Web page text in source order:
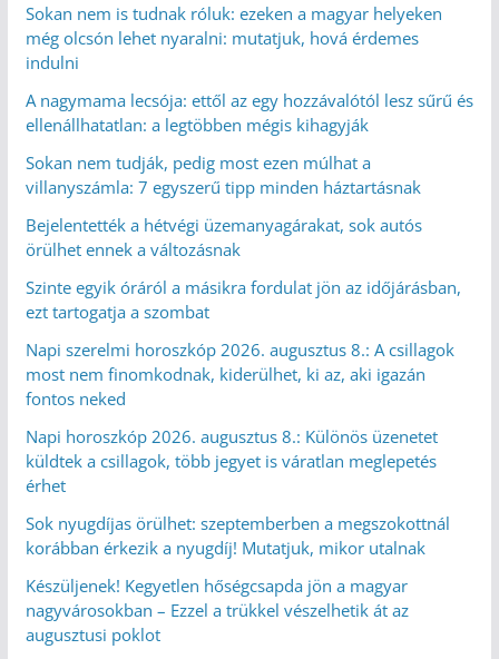
Sokan nem is tudnak róluk: ezeken a magyar helyeken
még olcsón lehet nyaralni: mutatjuk, hová érdemes
indulni
A nagymama lecsója: ettől az egy hozzávalótól lesz sűrű és
ellenállhatatlan: a legtöbben mégis kihagyják
Sokan nem tudják, pedig most ezen múlhat a
villanyszámla: 7 egyszerű tipp minden háztartásnak
Bejelentették a hétvégi üzemanyagárakat, sok autós
örülhet ennek a változásnak
Szinte egyik óráról a másikra fordulat jön az időjárásban,
ezt tartogatja a szombat
Napi szerelmi horoszkóp 2026. augusztus 8.: A csillagok
most nem finomkodnak, kiderülhet, ki az, aki igazán
fontos neked
Napi horoszkóp 2026. augusztus 8.: Különös üzenetet
küldtek a csillagok, több jegyet is váratlan meglepetés
érhet
Sok nyugdíjas örülhet: szeptemberben a megszokottnál
korábban érkezik a nyugdíj! Mutatjuk, mikor utalnak
Készüljenek! Kegyetlen hőségcsapda jön a magyar
nagyvárosokban – Ezzel a trükkel vészelhetik át az
augusztusi poklot